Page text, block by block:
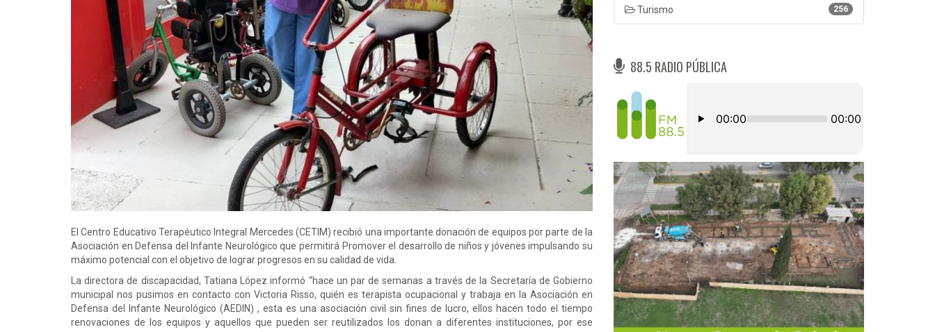
El Centro Educativo Terapéutico Integral Mercedes (CETIM) recibió una importante donación de equipos por parte de la
Asociación en Defensa del Infante Neurológico que permitirá Promover el desarrollo de niños y jóvenes impulsando su
máximo potencial con el objetivo de lograr progresos en su calidad de vida.
La directora de discapacidad, Tatiana López informó “hace un par de semanas a través de la Secretaría de Gobierno
municipal nos pusimos en contacto con Victoria Risso, quién es terapista ocupacional y trabaja en la Asociación en
Defensa del Infante Neurológico (AEDIN) , esta es una asociación civil sin fines de lucro, ellos hacen todo el tiempo
renovaciones de los equipos y aquellos que pueden ser reutilizados los donan a diferentes instituciones, por ese
256
Turismo
88.5 RADIO PÚBLICA